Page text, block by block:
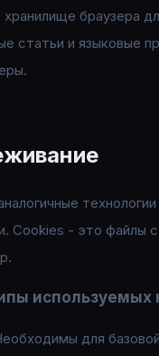
браузера
статьи и языковые
Cookies - это файлы
используемых
для